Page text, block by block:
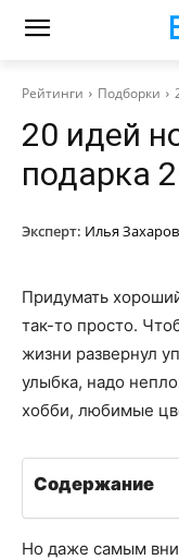
Рейтинги Подборки
20 идей
подарка
Эксперт: Илья Захаров
Придумать
так-то просто.
жизни развернул
улыбка, надо
хобби, любимые
Содержание
Но даже самым